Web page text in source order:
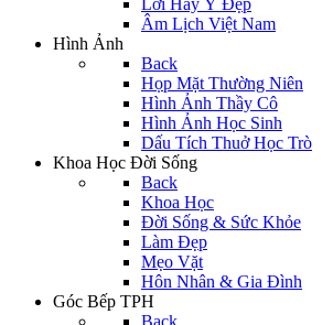
Lời Hay Ý Đẹp
Âm Lịch Việt Nam
Hình Ảnh
Back
Họp Mặt Thường Niên
Hình Ảnh Thầy Cô
Hình Ảnh Học Sinh
Dấu Tích Thuở Học Trò
Khoa Học Đời Sống
Back
Khoa Học
Đời Sống & Sức Khỏe
Làm Đẹp
Mẹo Vặt
Hôn Nhân & Gia Đình
Góc Bếp TPH
Back